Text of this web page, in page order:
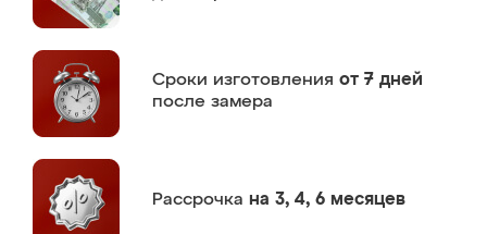
Сроки изготовления от 7 дней
после замера
Рассрочка на 3, 4, 6 месяцев